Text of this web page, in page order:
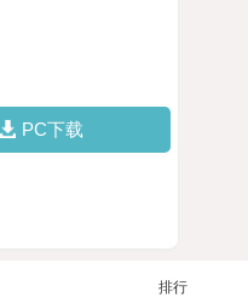
PC下载
排行